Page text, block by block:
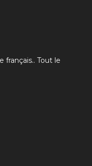
français.. Tout le